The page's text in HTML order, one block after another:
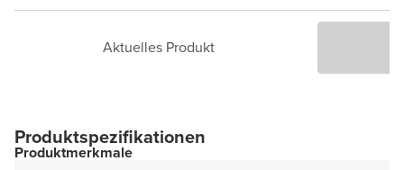
Aktuelles Produkt
Produktspezifikationen
Produktmerkmale